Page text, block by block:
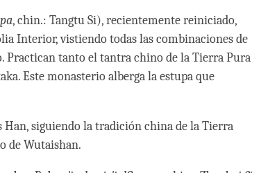
, chin.: Tangtu Si), recientemente reiniciado,
Interior, vistiendo todas las combinaciones de
Practican tanto el tantra chino de la Tierra Pura
Este monasterio alberga la estupa que
siguiendo la tradición china de la Tierra
de Wutaishan.